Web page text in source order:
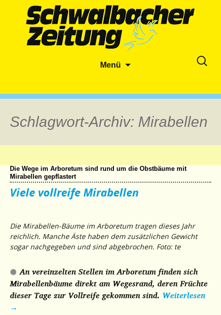
Menü
Suche
Schlagwort-Archiv: Mirabellen
Die Wege im Arboretum sind rund um die Obstbäume mit
Mirabellen gepflastert
Viele vollreife Mirabellen
Die Mirabellen-Bäume im Arboretum tragen dieses Jahr
reichlich. Manche Äste haben dem zusätzlichen Gewicht
sogar nachgegeben und sind abgebrochen. Foto: te
An vereinzelten Stellen im Arboretum finden sich
Mirabellenbäume direkt am Wegesrand, deren Früchte
dieser Tage zur Vollreife gekommen sind. Weiterlesen
→